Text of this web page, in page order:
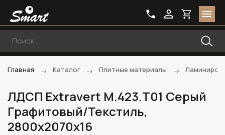
Главная Каталог Плитные материалы
ЛДСП Extravert M.423.T01 Серый
Графитовый/Текстиль,
2800х2070х16